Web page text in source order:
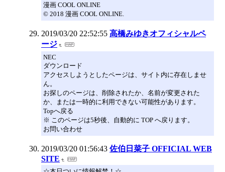
漫画 COOL ONLINE
© 2018 漫画 COOL ONLINE.
2019/03/20 22:52:55 高橋みゆきオフィシャルペ
ージ
NEC
ダウンロード
アクセスしようとしたページは、サイト内に存在しませ
ん。
お探しのページは、削除されたか、名前が変更された
か、または一時的に利用できない可能性があります。
Topへ戻る
※ このページは5秒後、自動的に TOP へ戻ります。
お問い合わせ
2019/03/20 01:56:43 佐伯日菜子 OFFICIAL WEB
SITE